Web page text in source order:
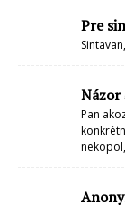
Pre
Názor
Pan